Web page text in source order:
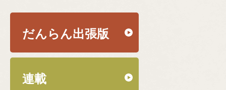
だんらん出張版
連載